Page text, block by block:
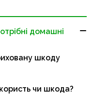
домашні
шкоду
чи шкода?